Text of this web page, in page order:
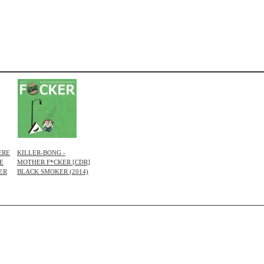
KILLER-BONG -
MOTHER F*CKER [CDR]
BLACK SMOKER (2014)